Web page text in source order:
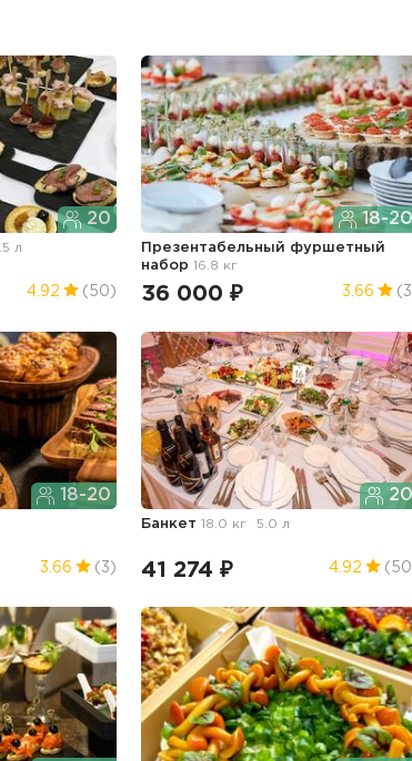
20
л
4.92 (50)
18-20
Презентабельный фуршетный
набор 16.8 кг
36 000 ₽ 3.66
18-20
3.66 (3)
20
Банкет 18.0 кг 5.0 л
41 274 ₽ 4.92